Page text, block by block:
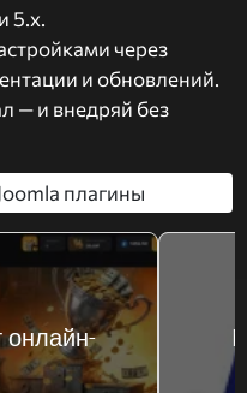
5.x.
через
и обновлений.
— и внедряй без
плагины
онлайн-